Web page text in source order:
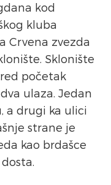
kod
kluba
Crvena zvezda
Sklonište
početak
ulaza. Jedan
a drugi ka ulici
strane je
kao brdašce